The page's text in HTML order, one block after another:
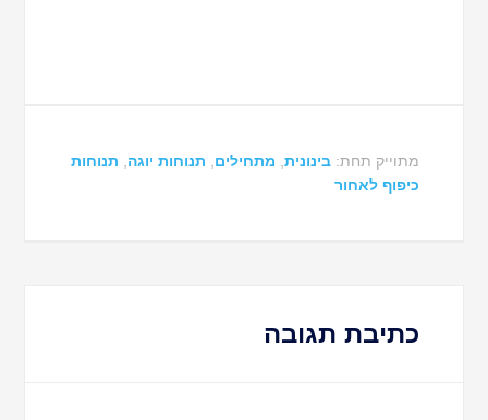
מתוייק תחת:בינונית, מתחילים, תנוחות יוגה, תנוחות
כיפוף לאחור
כתיבת תגובה